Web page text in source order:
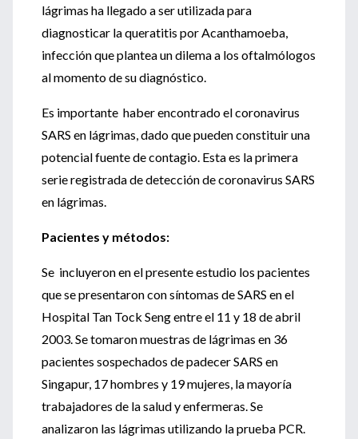
lágrimas ha llegado a ser utilizada para
diagnosticar la queratitis por Acanthamoeba,
infección que plantea un dilema a los oftalmólogos
al momento de su diagnóstico.
Es importante haber encontrado el coronavirus
SARS en lágrimas, dado que pueden constituir una
potencial fuente de contagio. Esta es la primera
serie registrada de detección de coronavirus SARS
en lágrimas.
Pacientes y métodos:
Se incluyeron en el presente estudio los pacientes
que se presentaron con síntomas de SARS en el
Hospital Tan Tock Seng entre el 11 y 18 de abril
2003. Se tomaron muestras de lágrimas en 36
pacientes sospechados de padecer SARS en
Singapur, 17 hombres y 19 mujeres, la mayoría
trabajadores de la salud y enfermeras. Se
analizaron las lágrimas utilizando la prueba PCR.